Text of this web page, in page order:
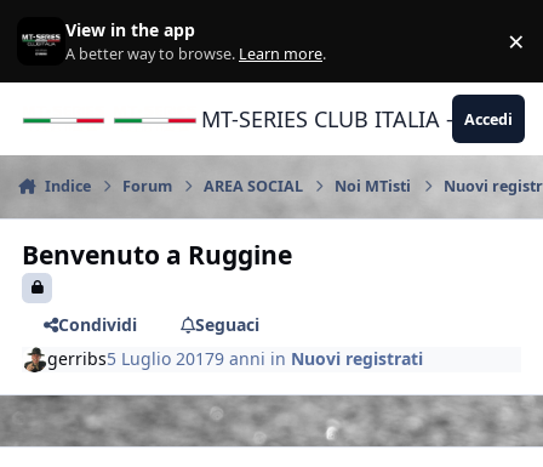
View in the app
A better way to browse. Learn more. ×
MT-SERIES CLUB ITALIA -Accedi
Indice Forum AREA SOCIAL Noi MTisti Nuovi
Benvenuto a Ruggine
Condividi
Seguaci
gerribs5 Luglio 20179 anni in Nuovi registrati